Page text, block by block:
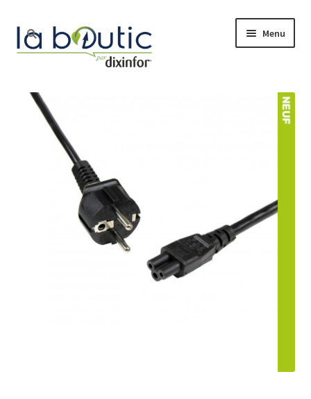
Menu
Accueil
Boutique